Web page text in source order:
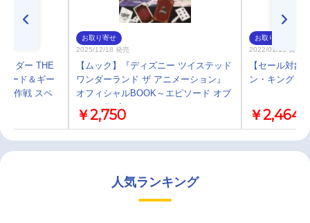
イダー THE
ード＆ギー
大作戦 スペ
お取り寄せ
2025/12/18 発売
【ムック】『ディズニー ツイステッド
ワンダーランド ザ アニメーション』
オフィシャルBOOK～エピソード オブ
ハーツラビュル～
￥2,750
お取り寄せ
2022/01/19 発売
【セール対象
ン・キング 3
￥2,464
人気ランキング